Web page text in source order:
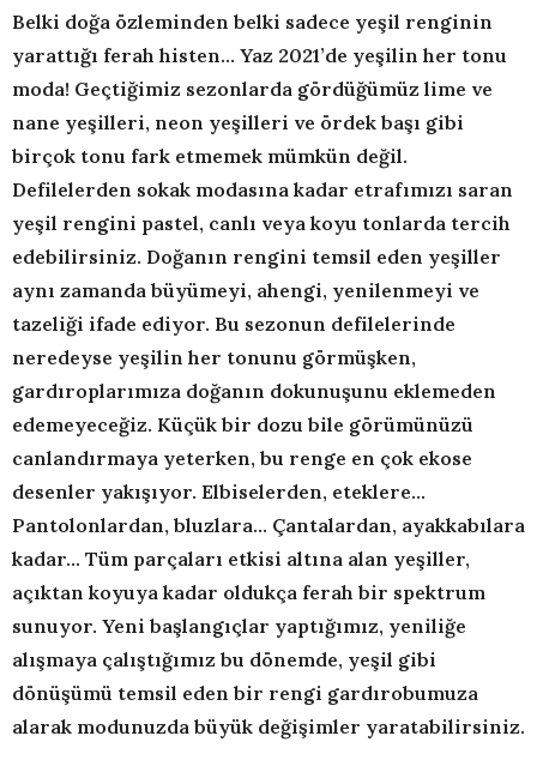
Belki doğa özleminden belki sadece yeşil renginin
yarattığı ferah histen… Yaz 2021’de yeşilin her tonu
moda! Geçtiğimiz sezonlarda gördüğümüz lime ve
nane yeşilleri, neon yeşilleri ve ördek başı gibi
birçok tonu fark etmemek mümkün değil.
Defilelerden sokak modasına kadar etrafımızı saran
yeşil rengini pastel, canlı veya koyu tonlarda tercih
edebilirsiniz. Doğanın rengini temsil eden yeşiller
aynı zamanda büyümeyi, ahengi, yenilenmeyi ve
tazeliği ifade ediyor. Bu sezonun defilelerinde
neredeyse yeşilin her tonunu görmüşken,
gardıroplarımıza doğanın dokunuşunu eklemeden
edemeyeceğiz. Küçük bir dozu bile görümünüzü
canlandırmaya yeterken, bu renge en çok ekose
desenler yakışıyor. Elbiselerden, eteklere…
Pantolonlardan, bluzlara… Çantalardan, ayakkabılara
kadar… Tüm parçaları etkisi altına alan yeşiller,
açıktan koyuya kadar oldukça ferah bir spektrum
sunuyor. Yeni başlangıçlar yaptığımız, yeniliğe
alışmaya çalıştığımız bu dönemde, yeşil gibi
dönüşümü temsil eden bir rengi gardırobumuza
alarak modunuzda büyük değişimler yaratabilirsiniz.